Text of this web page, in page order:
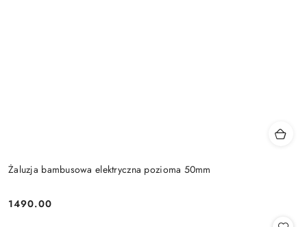
Żaluzja bambusowa elektryczna pozioma 50mm
Cena:
1490.00